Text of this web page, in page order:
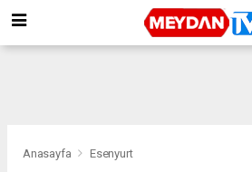
Anasayfa Esenyurt